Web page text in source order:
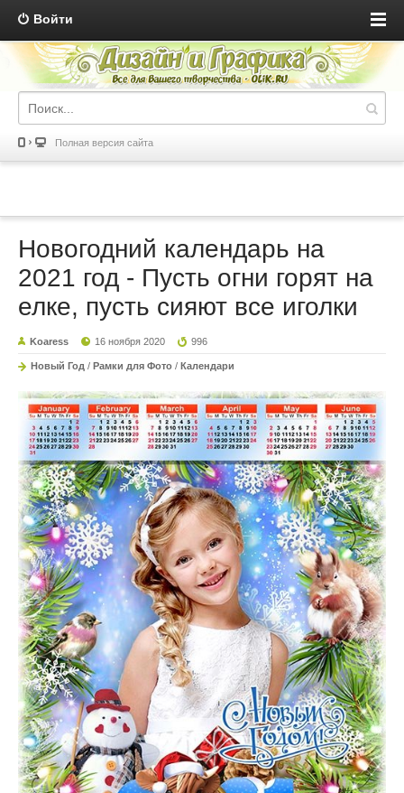
Войти
Полная версия сайта
Новогодний календарь на
2021 год - Пусть огни горят на
елке, пусть сияют все иголки
Koaress 16 ноября 2020 996
Новый Год / Рамки для Фото / Календари